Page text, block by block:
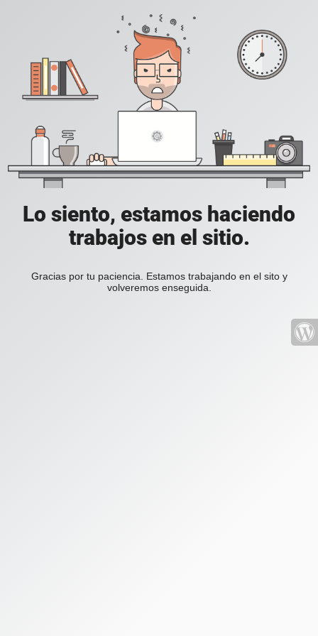
Lo siento, estamos haciendo
trabajos en el sitio.
Gracias por tu paciencia. Estamos trabajando en el sito y
volveremos enseguida.